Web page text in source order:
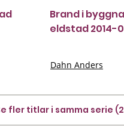
Brand i
eldstad 2014-
Dahn Anders
fler titlar i samma serie